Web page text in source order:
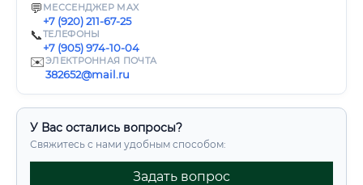
💬 МЕССЕНДЖЕР MAX
+7 (920) 211-67-25
📞ТЕЛЕФОНЫ
+7 (905) 974-10-04
✉️ЭЛЕКТРОННАЯ ПОЧТА
382652@mail.ru
У Вас остались вопросы?
Свяжитесь с нами удобным способом:
Задать вопрос